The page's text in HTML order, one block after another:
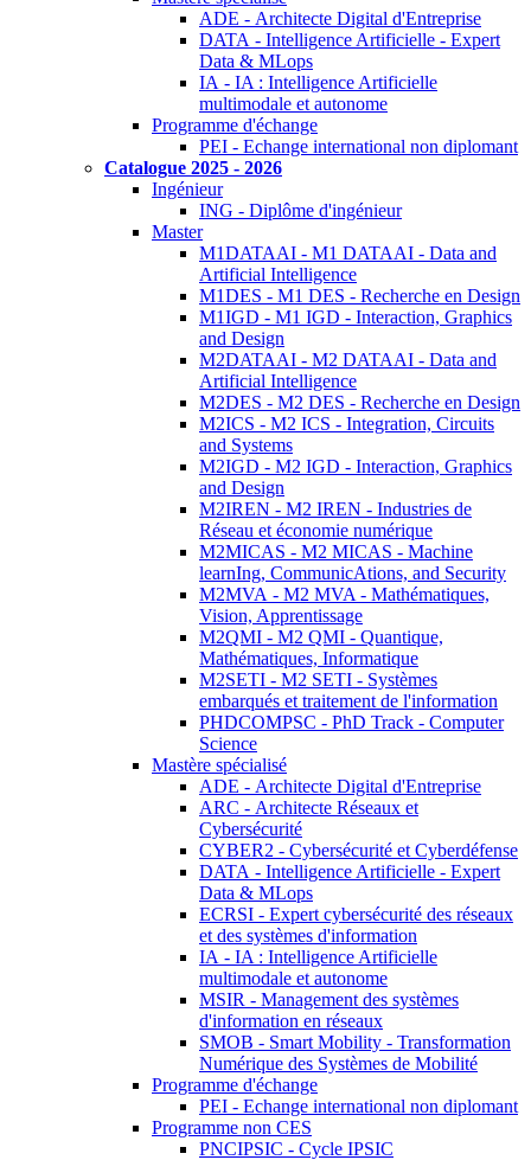
ADE - Architecte Digital d'Entreprise
DATA - Intelligence Artificielle - Expert
Data & MLops
IA - IA : Intelligence Artificielle
multimodale et autonome
Programme d'échange
PEI - Echange international non diplomant
Catalogue 2025 - 2026
Ingénieur
ING - Diplôme d'ingénieur
Master
M1DATAAI - M1 DATAAI - Data and
Artificial Intelligence
M1DES - M1 DES - Recherche en Design
M1IGD - M1 IGD - Interaction, Graphics
and Design
M2DATAAI - M2 DATAAI - Data and
Artificial Intelligence
M2DES - M2 DES - Recherche en Design
M2ICS - M2 ICS - Integration, Circuits
and Systems
M2IGD - M2 IGD - Interaction, Graphics
and Design
M2IREN - M2 IREN - Industries de
Réseau et économie numérique
M2MICAS - M2 MICAS - Machine
learnIng, CommunicAtions, and Security
M2MVA - M2 MVA - Mathématiques,
Vision, Apprentissage
M2QMI - M2 QMI - Quantique,
Mathématiques, Informatique
M2SETI - M2 SETI - Systèmes
embarqués et traitement de l'information
PHDCOMPSC - PhD Track - Computer
Science
Mastère spécialisé
ADE - Architecte Digital d'Entreprise
ARC - Architecte Réseaux et
Cybersécurité
CYBER2 - Cybersécurité et Cyberdéfense
DATA - Intelligence Artificielle - Expert
Data & MLops
ECRSI - Expert cybersécurité des réseaux
et des systèmes d'information
IA - IA : Intelligence Artificielle
multimodale et autonome
MSIR - Management des systèmes
d'information en réseaux
SMOB - Smart Mobility - Transformation
Numérique des Systèmes de Mobilité
Programme d'échange
PEI - Echange international non diplomant
Programme non CES
PNCIPSIC - Cycle IPSIC